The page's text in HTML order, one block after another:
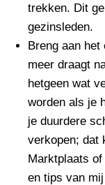
trekken. Dit
gezinsleden.
Breng aan
meer draagt
hetgeen wat
worden als je
je duurdere
verkopen; dat
Marktplaats
en tips van